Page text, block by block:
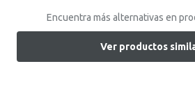
Encuentra más alternativas en
Ver productos